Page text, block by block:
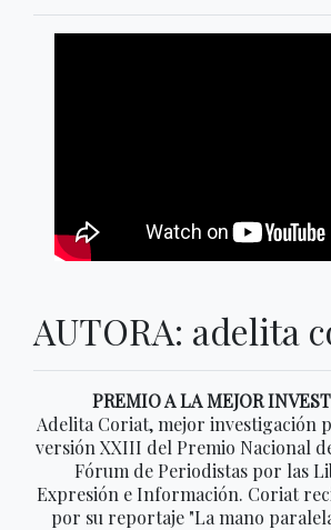
AUTORA: adelita
PREMIO A LA MEJOR
Adelita Coriat, mejor investigación
versión XXIII del Premio Nacional
Fórum de Periodistas por las
Expresión e Información. Coriat
por su reportaje "La mano